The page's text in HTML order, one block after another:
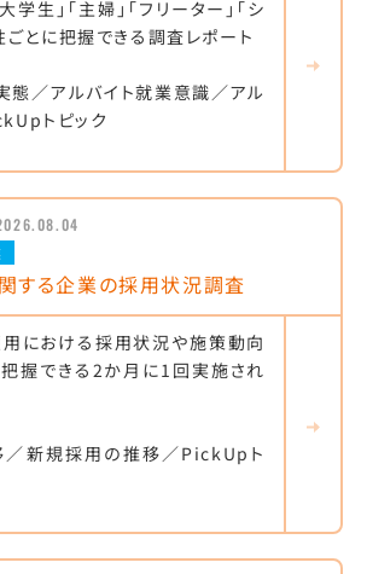
学生」「主婦」「フリーター」「シ
ごとに把握できる調査レポート
態／アルバイト就業意識／アル
トピック
する企業の採用状況調査
における採用状況や施策動向
握できる2か月に1回実施され
新規採用の推移／PickUpト